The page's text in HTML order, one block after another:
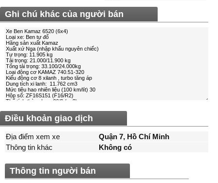
Ghi chú khác của người bán
Điều khoản giao dịch
Địa điểm xem xe
Quận 7, Hồ Chí Minh
Thông tin khác
Không có
Thông tin người bán